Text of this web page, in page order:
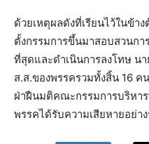
ด้วยเหตุผลดังที่เรียนไว้ในข้า
ตั้งกรรมการขึ้นมาสอบสวนกา
ที่สุดและดำเนินการลงโทษ น
ส.ส.ของพรรครวมทั้งสิ้น 16
ฝ่าฝืนมติคณะกรรมการบริหา
พรรคได้รับความเสียหายอย่า